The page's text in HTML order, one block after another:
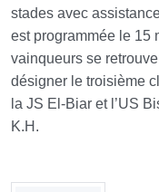
stades avec
est programmée le 15
vainqueurs se
désigner le troisième
la JS El-Biar et l’US
K.H.